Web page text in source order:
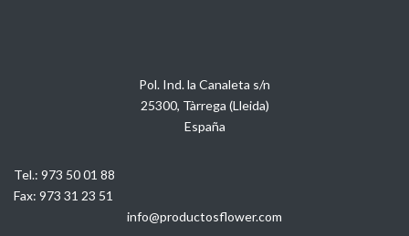
Pol. Ind. la Canaleta s/n
25300, Tàrrega (Lleida)
España
Tel.: 973 50 01 88
Fax: 973 31 23 51
info@productosflower.com